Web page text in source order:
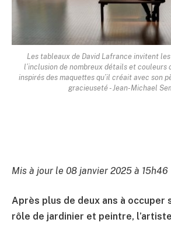
Les tableaux de David Lafrance invitent
l’inclusion de nombreux détails et couleurs
inspirés des maquettes qu’il créait avec son
gracieuseté - Jean-Michael
Mis à jour le 08 janvier 2025 à 15h46
Après plus de deux ans à occuper
rôle de jardinier et peintre,